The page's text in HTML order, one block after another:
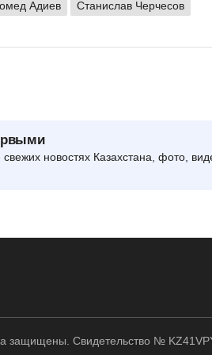
Адиев Станислав Черчесов
новостях Казахстана, фото,
защищены. Свидетельство №